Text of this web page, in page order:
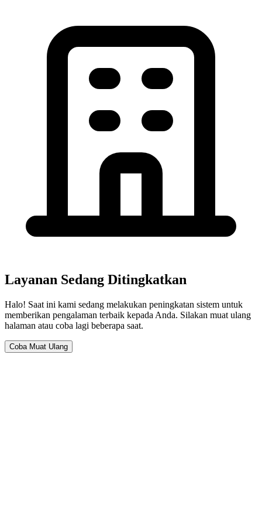
Layanan Sedang Ditingkatkan
Halo! Saat ini kami sedang melakukan peningkatan sistem untuk
memberikan pengalaman terbaik kepada Anda. Silakan muat ulang
halaman atau coba lagi beberapa saat.
Coba Muat Ulang